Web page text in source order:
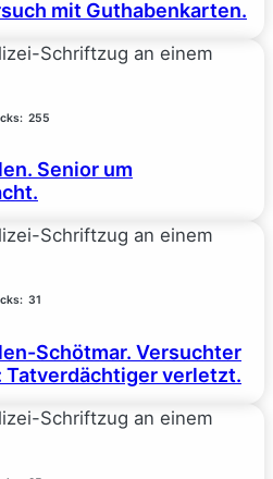
mit Guthabenkarten.
255
Senior um
31
Schötmar. Versuchter
Tatverdächtiger verletzt.